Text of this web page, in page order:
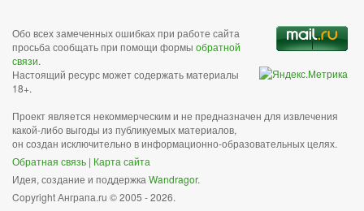
Обо всех замеченных ошибках при работе сайта
просьба сообщать при помощи формы обратной
связи.
Настоящий ресурс может содержать материалы
18+.
Проект является некоммерческим и не предназначен для извлечения
какой-либо выгоды из публикуемых материалов,
он создан исключительно в информационно-образовательных целях.
Обратная связь | Карта сайта
Идея, создание и поддержка Wandragor.
Copyright Анграпа.ru © 2005 - 2026.